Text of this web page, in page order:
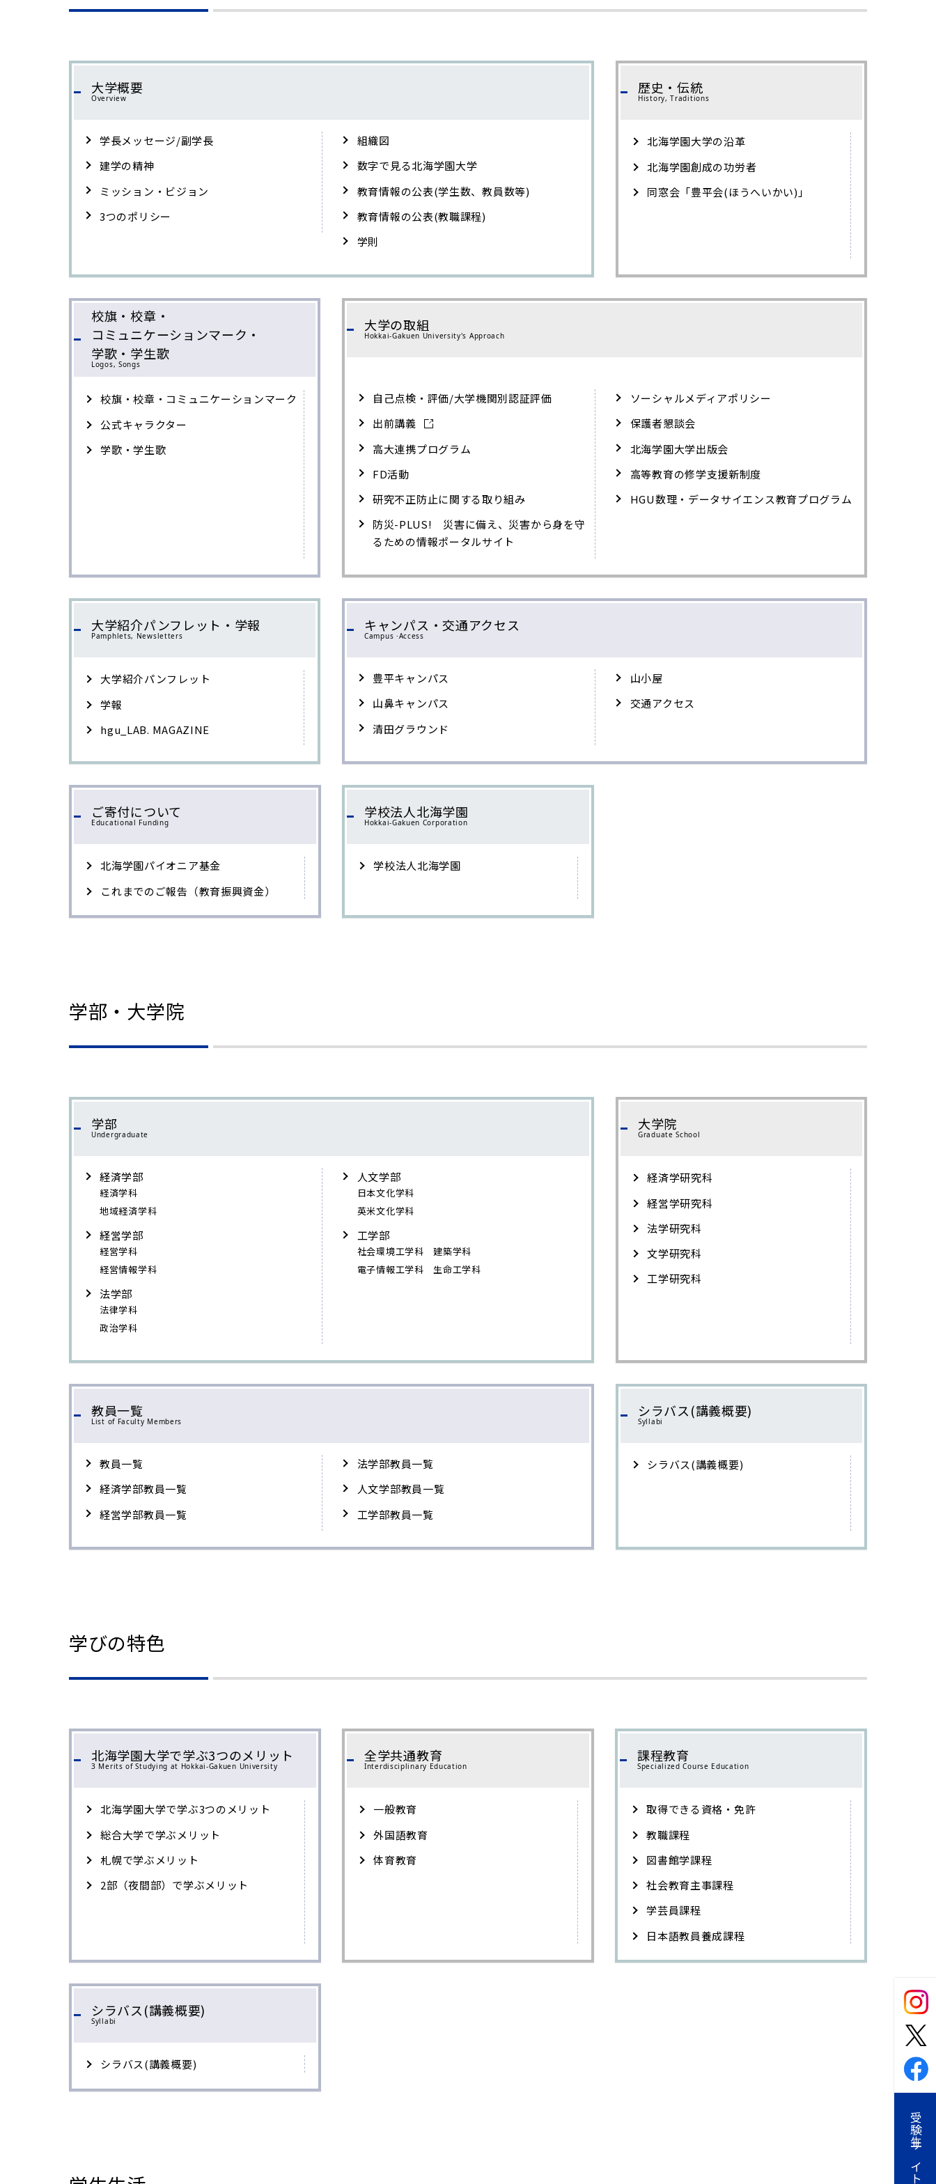
大学概要
Overview
学長メッセージ/副学長
建学の精神
ミッション・ビジョン
3つのポリシー
組織図
数字で見る北海学園大学
教育情報の公表(学生数、教員数等)
教育情報の公表(教職課程)
学則
歴史・伝統
History, Traditions
北海学園大学の沿革
北海学園創成の功労者
同窓会「豊平会(ほうへいかい)」
校旗・校章・
コミュニケーションマーク・
学歌・学生歌
Logos, Songs
校旗・校章・コミュニケーションマーク
公式キャラクター
学歌・学生歌
大学の取組
Hokkai-Gakuen University's Approach
自己点検・評価/大学機関別認証評価
出前講義
高大連携プログラム
FD活動
研究不正防止に関する取り組み
防災-PLUS! 災害に備え、災害から身を守
るための情報ポータルサイト
ソーシャルメディアポリシー
保護者懇談会
北海学園大学出版会
高等教育の修学支援新制度
HGU数理・データサイエンス教育プログラム
大学紹介パンフレット・学報
Pamphlets, Newsletters
大学紹介パンフレット
学報
hgu_LAB. MAGAZINE
キャンパス・交通アクセス
Campus ·Access
豊平キャンパス
山鼻キャンパス
清田グラウンド
山小屋
交通アクセス
ご寄付について
Educational Funding
北海学園パイオニア基金
これまでのご報告（教育振興資金）
学校法人北海学園
Hokkai-Gakuen Corporation
学校法人北海学園
学部・大学院
学部
Undergraduate
経済学部
経済学科
地域経済学科
経営学部
経営学科
経営情報学科
法学部
法律学科
政治学科
人文学部
日本文化学科
英米文化学科
工学部
社会環境工学科 建築学科
電子情報工学科 生命工学科
大学院
Graduate School
経済学研究科
経営学研究科
法学研究科
文学研究科
工学研究科
教員一覧
List of Faculty Members
教員一覧
経済学部教員一覧
経営学部教員一覧
法学部教員一覧
人文学部教員一覧
工学部教員一覧
シラバス(講義概要)
Syllabi
シラバス(講義概要)
学びの特色
北海学園大学で学ぶ3つのメリット
3 Merits of Studying at Hokkai-Gakuen University
北海学園大学で学ぶ3つのメリット
総合大学で学ぶメリット
札幌で学ぶメリット
2部（夜間部）で学ぶメリット
全学共通教育
Interdisciplinary Education
一般教育
外国語教育
体育教育
課程教育
Specialized Course Education
取得できる資格・免許
教職課程
図書館学課程
社会教育主事課程
学芸員課程
日本語教員養成課程
シラバス(講義概要)
Syllabi
シラバス(講義概要)
受験生サイト